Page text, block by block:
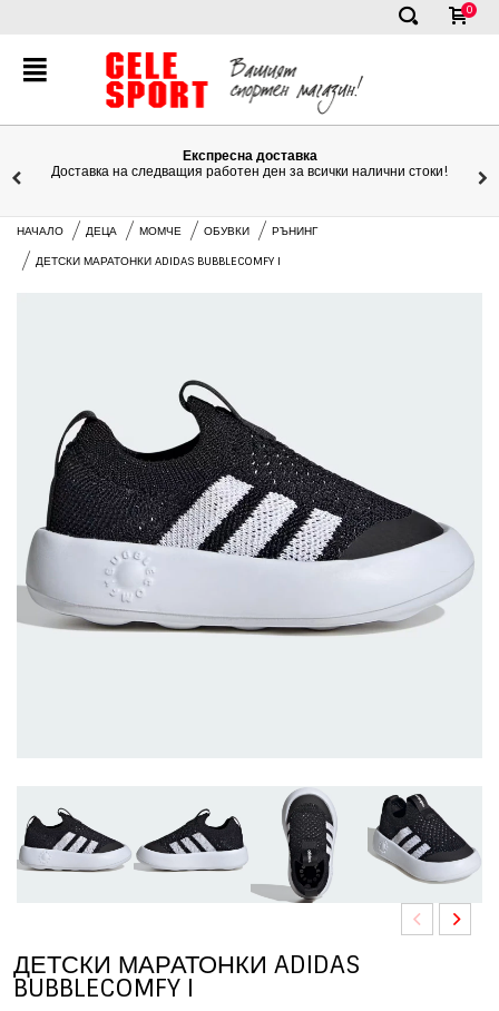
✕
0
Експресна доставка
Доставка на следващия работен ден за всички налични стоки!
НАЧАЛО ДЕЦА МОМЧЕ ОБУВКИ РЪНИНГ
ДЕТСКИ МАРАТОНКИ ADIDAS BUBBLECOMFY I
ДЕТСКИ МАРАТОНКИ ADIDAS
BUBBLECOMFY I